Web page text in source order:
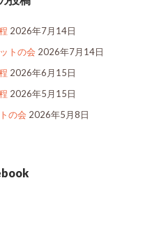
2026年7月14日
トの会 2026年7月14日
2026年6月15日
2026年5月15日
の会 2026年5月8日